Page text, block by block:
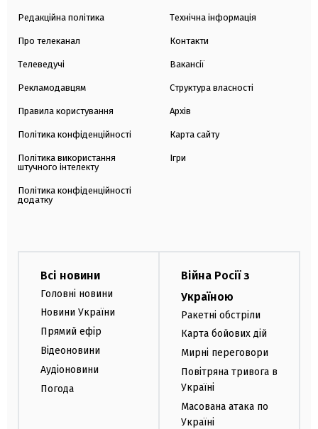
Редакційна політика
Про телеканал
Телеведучі
Рекламодавцям
Правила користування
Політика конфіденційності
Політика використання
штучного інтелекту
Політика конфіденційності
додатку
Технічна інформація
Контакти
Вакансії
Структура власності
Архів
Карта сайту
Ігри
Всі новини
Головні новини
Новини України
Прямий ефір
Відеоновини
Аудіоновини
Погода
Війна Росії з
Україною
Ракетні обстріли
Карта бойових дій
Мирні переговори
Повітряна тривога в
Україні
Масована атака по
Україні